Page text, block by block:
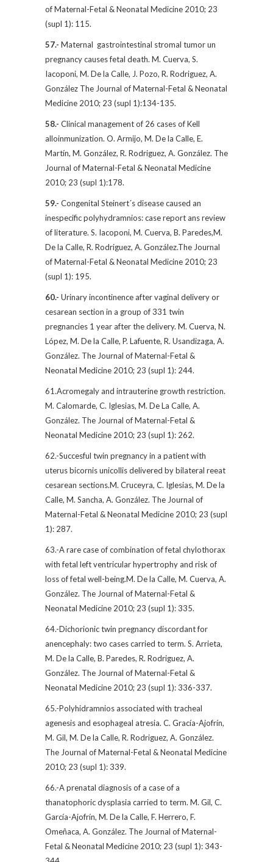
of Maternal-Fetal & Neonatal Medicine 2010; 23
(supl 1): 115.
57.- Maternal gastrointestinal stromal tumor un
pregnancy causes fetal death. M. Cuerva, S.
Iacoponi, M. De la Calle, J. Pozo, R. Rodriguez, A.
González The Journal of Maternal-Fetal & Neonatal
Medicine 2010; 23 (supl 1):134-135.
58.- Clinical management of 26 cases of Kell
alloinmunization. O. Armijo, M. De la Calle, E.
Martín, M. González, R. Rodriguez, A. González. The
Journal of Maternal-Fetal & Neonatal Medicine
2010; 23 (supl 1):178.
59.- Congenital Steinert´s disease caused an
inespecific polyhydramnios: case report ans review
of literature. S. Iacoponi, M. Cuerva, B. Paredes,M.
De la Calle, R. Rodriguez, A. González.The Journal
of Maternal-Fetal & Neonatal Medicine 2010; 23
(supl 1): 195.
60.- Urinary incontinence after vaginal delivery or
cesarean section in a group of 331 twin
pregnancies 1 year after the delivery. M. Cuerva, N.
López, M. De la Calle, P. Lafuente, R. Usandizaga, A.
González. The Journal of Maternal-Fetal &
Neonatal Medicine 2010; 23 (supl 1): 244.
61.Acromegaly and intrauterine growth restriction.
M. Calomarde, C. Iglesias, M. De La Calle, A.
González. The Journal of Maternal-Fetal &
Neonatal Medicine 2010; 23 (supl 1): 262.
62.-Succesful twin pregnancy in a patient with
uterus bicornis unicollis delivered by bilateral reeat
cesarean sections.M. Cruceyra, C. Iglesias, M. De la
Calle, M. Sancha, A. González. The Journal of
Maternal-Fetal & Neonatal Medicine 2010; 23 (supl
1): 287.
63.-A rare case of combination of fetal chylothorax
with fetal left ventricular hypertrophy and risk of
loss of fetal well-being.M. De la Calle, M. Cuerva, A.
González. The Journal of Maternal-Fetal &
Neonatal Medicine 2010; 23 (supl 1): 335.
64.-Dichorionic twin pregnancy discordant for
anencephaly: two cases carried to term. S. Arrieta,
M. De la Calle, B. Paredes, R. Rodriguez, A.
González. The Journal of Maternal-Fetal &
Neonatal Medicine 2010; 23 (supl 1): 336-337.
65.-Polyhidramnios associated with tracheal
agenesis and esophageal atresia. C. Gracía-Ajofrín,
M. Gil, M. De la Calle, R. Rodriguez, A. González.
The Journal of Maternal-Fetal & Neonatal Medicine
2010; 23 (supl 1): 339.
66.-A prenatal diagnosis of a case of a
thanatophoric dysplasia carried to term. M. Gil, C.
García-Ajofrín, M. De la Calle, F. Herrero, F.
Omeñaca, A. González. The Journal of Maternal-
Fetal & Neonatal Medicine 2010; 23 (supl 1): 343-